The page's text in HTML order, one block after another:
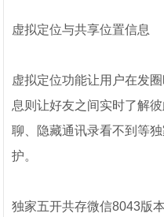
虚拟定位与共享位置信息
虚拟定位功能让用户在发
息则让好友之间实时了解
聊、隐藏通讯录看不到等
护。
独家五开共存微信8043版本